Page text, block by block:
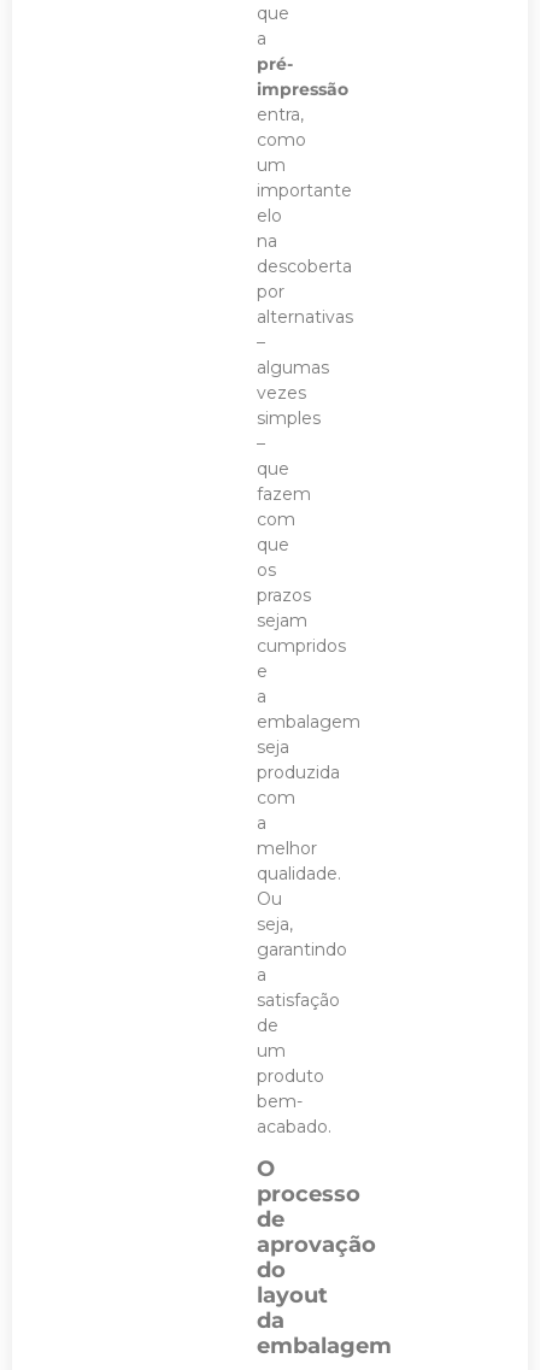
que
a
pré-
impressão
entra,
como
um
importante
elo
na
descoberta
por
alternativas
–
algumas
vezes
simples
–
que
fazem
com
que
os
prazos
sejam
cumpridos
e
a
embalagem
seja
produzida
com
a
melhor
qualidade.
Ou
seja,
garantindo
a
satisfação
de
um
produto
bem-
acabado.
O
processo
de
aprovação
do
layout
da
embalagem